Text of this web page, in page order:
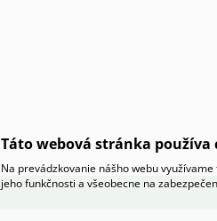
Táto webová stránka používa
Na prevádzkovanie nášho webu
jeho funkčnosti a všeobecne na